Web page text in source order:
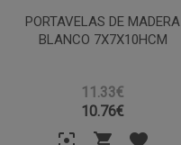
PORTAVELAS DE MADERA
BLANCO 7X7X10HCM
11.33€
10.76€